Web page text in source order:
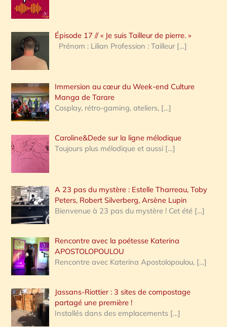
r
c
h
e
:
Épisode 17 // « Je suis Tailleur de pierre. »
Prénom : Lilian Profession : Tailleur […]
Immersion au cœur du Week-end Culture
Manga de Tarare
Cosplay, rétro-gaming, ateliers, […]
Caroline&Dede sur la ligne mélodique
Toujours plus mélodique et aussi […]
A 23 pas du mystère : Estelle Tharreau, Toby
Peters, Robert Silverberg, Arsène Lupin
Bienvenue à 23 pas du mystère ! Cet été […]
Rencontre avec la poétesse Katerina
APOSTOLOPOULOU
Rencontre avec Katerina Apostolopoulou, […]
Jassans-Riottier : 3 sites de compostage
partagé une première !
Installés dans des emplacements […]